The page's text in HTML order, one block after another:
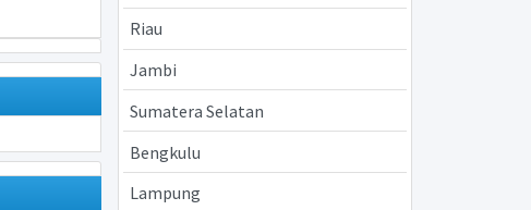
Riau
Jambi
Sumatera Selatan
Bengkulu
Lampung